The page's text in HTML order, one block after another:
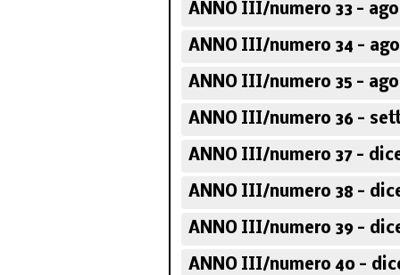
ANNO III/numero 33 -
ANNO III/numero 34 -
ANNO III/numero 35 -
ANNO III/numero 36 -
ANNO III/numero 37 -
ANNO III/numero 38 -
ANNO III/numero 39 -
ANNO III/numero 40 -